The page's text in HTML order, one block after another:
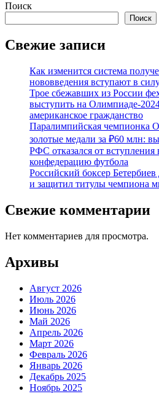
Поиск
Поиск
Свежие записи
Как изменится система
нововведения вступают в
Трое сбежавших из России
выступить на Олимпиаде-
американское гражданство
Паралимпийская чемпионка
золотые медали за ₽60 млн:
РФС отказался от
конфедерацию футбола
Российский боксер
и защитил титулы чемпиона
Свежие комментарии
Нет комментариев для просмотра.
Архивы
Август 2026
Июль 2026
Июнь 2026
Май 2026
Апрель 2026
Март 2026
Февраль 2026
Январь 2026
Декабрь 2025
Ноябрь 2025